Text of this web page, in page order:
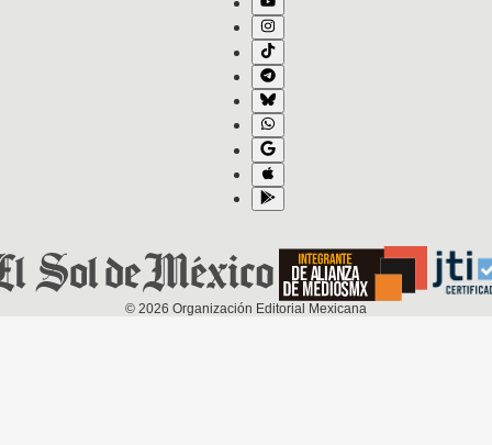
© 2026 Organización Editorial Mexicana